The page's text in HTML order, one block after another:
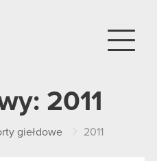
2011
giełdowe 2011